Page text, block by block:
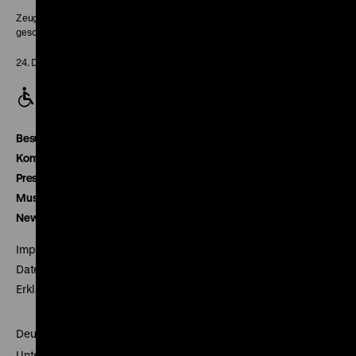
Zeughaus:
geschlossen
24. Dezember geschlossen
Besucherservice
Kontakt
Presse
Museumsverein
Newsletter
Impressum
Datenschutz
Erklärung digitale Barrierefreiheit
Deutsches Historisches Museum